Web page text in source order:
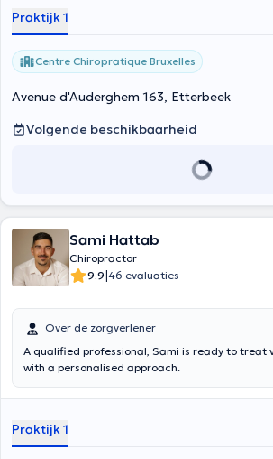
Praktijk 1
Centre Chiropratique Bruxelles
Avenue d'Auderghem 163, Etterbeek
Volgende beschikbaarheid
Sami Hattab
Chiropractor
9.9|46 evaluaties
Over de zorgverlener
A qualified professional, Sami is ready to treat
with a personalised approach.
Praktijk 1